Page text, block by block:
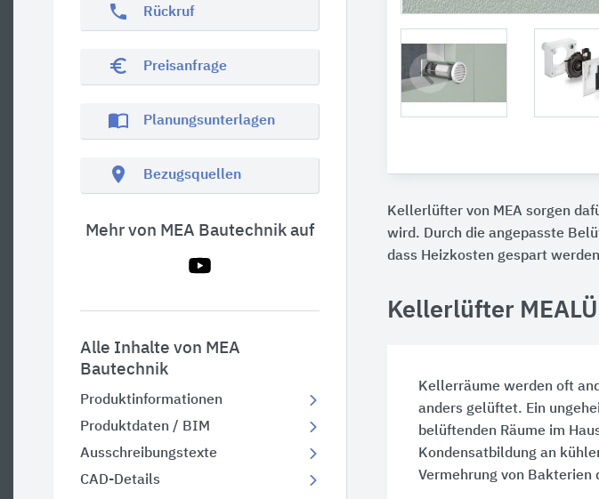
phone Rückruf
euro_symbol Preisanfrage
import_contacts Planungsunterlagen
location_on Bezugsquellen
Mehr von MEA Bautechnik auf
Alle Inhalte von MEA
Bautechnik
Produktinformationen
Produktdaten / BIM
Ausschreibungstexte
CAD-Details
Kellerlüfter von MEA sorgen
wird. Durch die angepasste
dass Heizkosten gespart
Kellerlüfter
Kellerräume werden oft
anders gelüftet. Ein
belüftenden Räume im
Kondensatbildung an
Vermehrung von Bakterien